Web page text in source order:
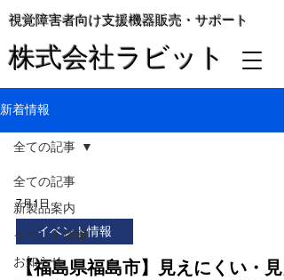
株式会社ラビット
視覚障害者向け支援機器販売・サポート
新着情報
全ての記事
新製品案内
イベント情報
お知らせ
全ての記事
7月1日
イベント情報
【福島県福島市】見えにくい・見